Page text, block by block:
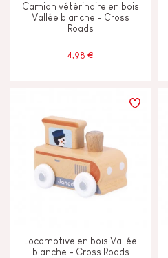
Camion vétérinaire en bois
Vallée blanche - Cross
Roads
4,98 €
Locomotive en bois Vallée
blanche - Cross Roads